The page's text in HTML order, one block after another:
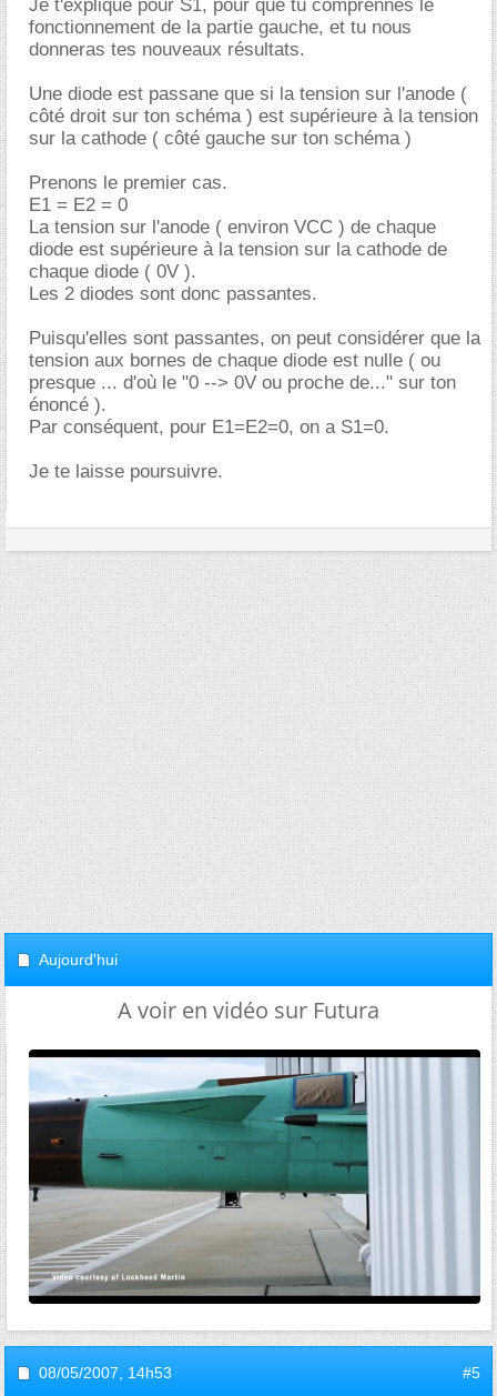
Je t'explique pour S1, pour que tu comprennes le
fonctionnement de la partie gauche, et tu nous
donneras tes nouveaux résultats.
Une diode est passane que si la tension sur l'anode (
côté droit sur ton schéma ) est supérieure à la tension
sur la cathode ( côté gauche sur ton schéma )
Prenons le premier cas.
E1 = E2 = 0
La tension sur l'anode ( environ VCC ) de chaque
diode est supérieure à la tension sur la cathode de
chaque diode ( 0V ).
Les 2 diodes sont donc passantes.
Puisqu'elles sont passantes, on peut considérer que la
tension aux bornes de chaque diode est nulle ( ou
presque ... d'où le "0 --> 0V ou proche de..." sur ton
énoncé ).
Par conséquent, pour E1=E2=0, on a S1=0.
Je te laisse poursuivre.
Aujourd'hui
A voir en vidéo sur Futura
08/05/2007, 14h53 #5